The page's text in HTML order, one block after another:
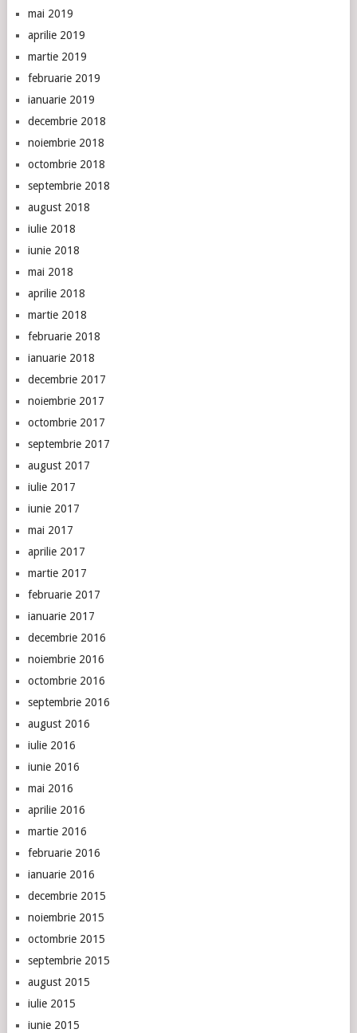
mai 2019
aprilie 2019
martie 2019
februarie 2019
ianuarie 2019
decembrie 2018
noiembrie 2018
octombrie 2018
septembrie 2018
august 2018
iulie 2018
iunie 2018
mai 2018
aprilie 2018
martie 2018
februarie 2018
ianuarie 2018
decembrie 2017
noiembrie 2017
octombrie 2017
septembrie 2017
august 2017
iulie 2017
iunie 2017
mai 2017
aprilie 2017
martie 2017
februarie 2017
ianuarie 2017
decembrie 2016
noiembrie 2016
octombrie 2016
septembrie 2016
august 2016
iulie 2016
iunie 2016
mai 2016
aprilie 2016
martie 2016
februarie 2016
ianuarie 2016
decembrie 2015
noiembrie 2015
octombrie 2015
septembrie 2015
august 2015
iulie 2015
iunie 2015